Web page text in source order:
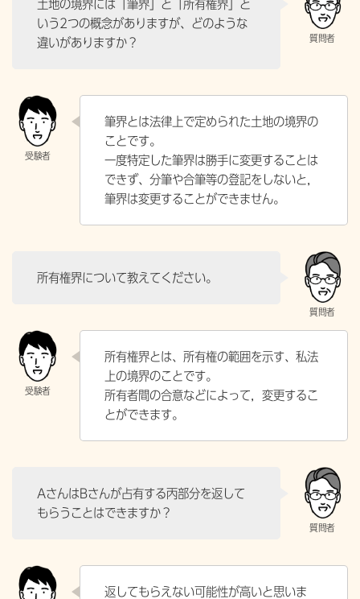
土地の境界には「筆界」と「所有権界」と
いう2つの概念がありますが、どのような
違いがありますか？
筆界とは法律上で定められた土地の境界の
ことです。
一度特定した筆界は勝手に変更することは
できず、分筆や合筆等の登記をしないと，
筆界は変更することができません。
所有権界について教えてください。
所有権界とは、所有権の範囲を示す、私法
上の境界のことです。
所有者間の合意などによって，変更するこ
とができます。
AさんはBさんが占有する丙部分を返して
もらうことはできますか？
返してもらえない可能性が高いと思いま